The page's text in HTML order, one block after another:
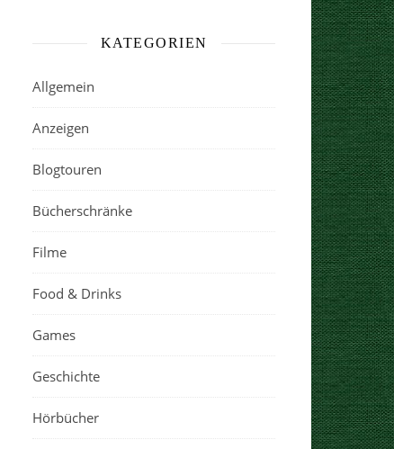
KATEGORIEN
Allgemein
Anzeigen
Blogtouren
Bücherschränke
Filme
Food & Drinks
Games
Geschichte
Hörbücher